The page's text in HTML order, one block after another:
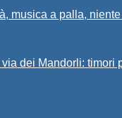
musica a palla,
via dei Mandorli: